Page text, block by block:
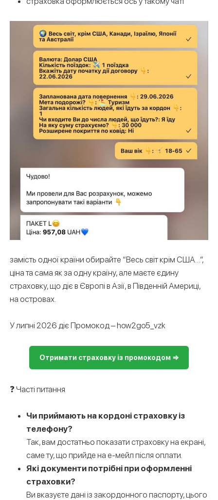
замість одної країни обирайте “Весь світ крім США…”,
ціна та сама як за одну країну, але маєте єдину
страховку, що діє в Європі в Азії, в Південній Америці,
на островах.
У липні 2026 діє Промокод – how2go5_vzk
Отримати страховку із промокодом ⇒
❓ Часті питання
Чи приймають на кордоні страховку із
телефону?
Так, вам достатньо показати страховку на екрані,
саме ту, що прийде на е-мейл після оплати.
Які документи потрібні при оформленні
страховки?
Ви вказуєте дані із закордонного паспорту, цього